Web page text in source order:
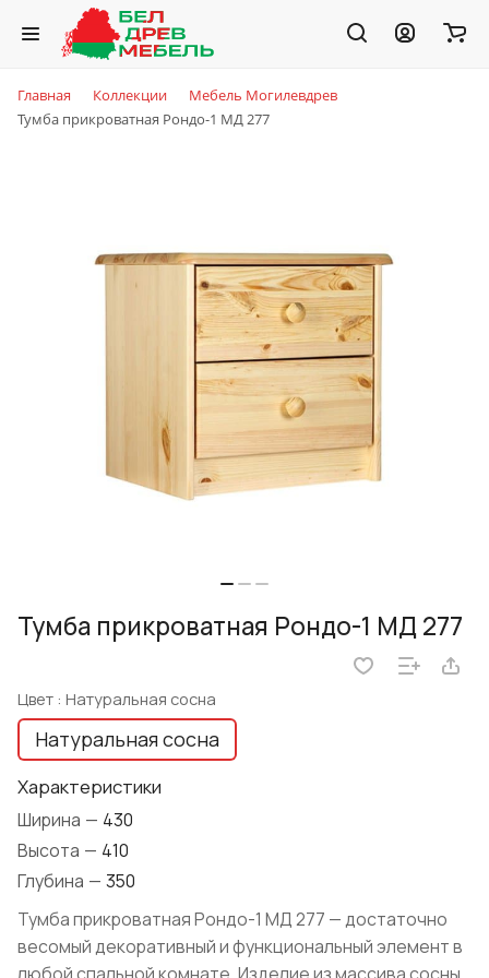
Главная Коллекции
Мебель Могилевдрев
Тумба прикроватная Рондо-1 МД 277
Тумба прикроватная Рондо-1 МД 277
Цвет : Натуральная сосна
Натуральная сосна
Характеристики
Ширина — 430
Высота — 410
Глубина — 350
Тумба прикроватная Рондо-1 МД 277 — достаточно
весомый декоративный и функциональный элемент в